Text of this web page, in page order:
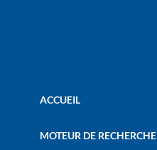
ACCUEIL
MOTEUR DE RECHERCHE